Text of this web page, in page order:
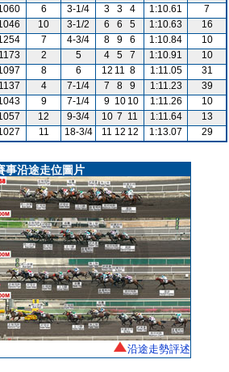
6 3-1/4 3 3 4 1:10.61
7
10 3-1/2 6 6 5 1:10.63
16
7 4-3/4 8 9 6 1:10.84
10
1173 2 5 4 5 7 1:10.91
10
8 6 12 11 8 1:11.05
31
1137 4 7-1/4 7 8 9 1:11.23
39
9 7-1/4 9 10 10 1:11.26
10
12 9-3/4 10 7 11 1:11.64
13
11 18-3/4 11 12 12 1:13.07 29
事沿途走位圖片
沿途走勢評述